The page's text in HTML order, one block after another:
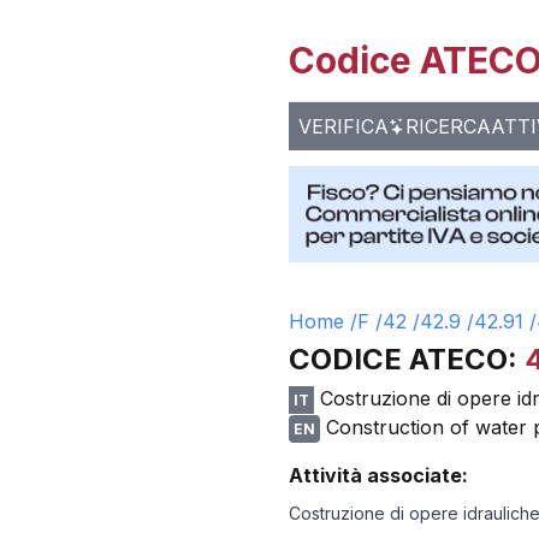
Codice
VERIFICA RICERCA
Home /F /42 /42.9 /42.91 /
CODICE ATECO:
IT Costruzione di opere
EN
Construction of water
Attività associate:
Costruzione di opere idrauliche